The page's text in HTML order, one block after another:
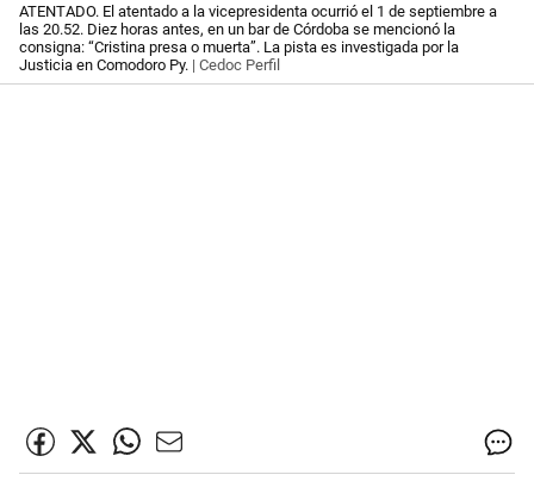
ATENTADO. El atentado a la vicepresidenta ocurrió el 1 de septiembre a
las 20.52. Diez horas antes, en un bar de Córdoba se mencionó la
consigna: “Cristina presa o muerta”. La pista es investigada por la
Justicia en Comodoro Py. | Cedoc Perfil